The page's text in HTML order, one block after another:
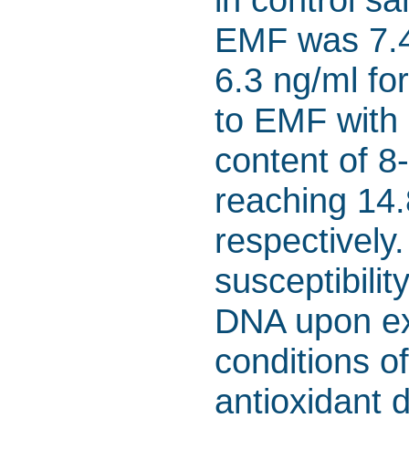
EMF was
6.3 ng/ml
to EMF
content of
reaching
DNA upon
conditions
antioxidant